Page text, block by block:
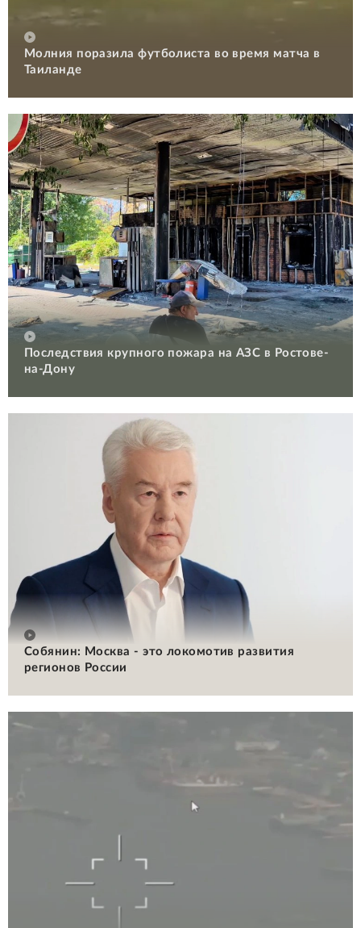
Молния поразила футболиста во время матча в
Таиланде
Последствия крупного пожара на АЗС в Ростове-
на-Дону
Собянин: Москва - это локомотив развития
регионов России